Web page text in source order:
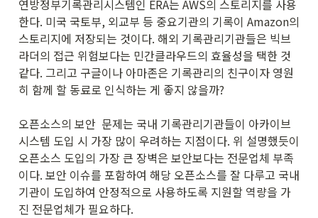
연방정부기록관리시스템인 ERA는 AWS의 스토리지를 사용
한다. 미국 국토부, 외교부 등 중요기관의 기록이 Amazon의
스토리지에 저장되는 것이다. 해외 기록관리기관들은 빅브
라더의 접근 위험보다는 민간클라우드의 효율성을 택한 것
같다. 그리고 구글이나 아마존은 기록관리의 친구이자 영원
히 함께 할 동료로 인식하는 게 좋지 않을까?
오픈소스의 보안  문제는 국내 기록관리기관들이 아카이브
시스템 도입 시 가장 많이 우려하는 지점이다. 위 설명했듯이
오픈소스 도입의 가장 큰 장벽은 보안보다는 전문업체 부족
이다. 보안 이슈를 포함하여 해당 오픈소스를 잘 다루고 국내
기관이 도입하여 안정적으로 사용하도록 지원할 역량을 가
진 전문업체가 필요하다.